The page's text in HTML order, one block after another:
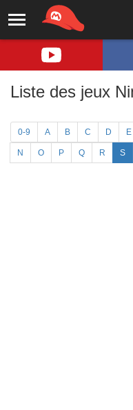
Liste des jeux
0-9 A B C D E
N O P Q R S